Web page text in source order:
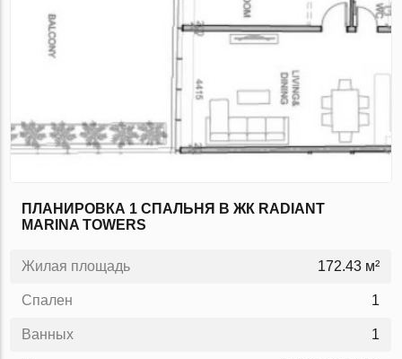
ПЛАНИРОВКА 1 СПАЛЬНЯ В ЖК RADIANT
MARINA TOWERS
Жилая площадь 172.43 м²
Спален 1
Ванных 1